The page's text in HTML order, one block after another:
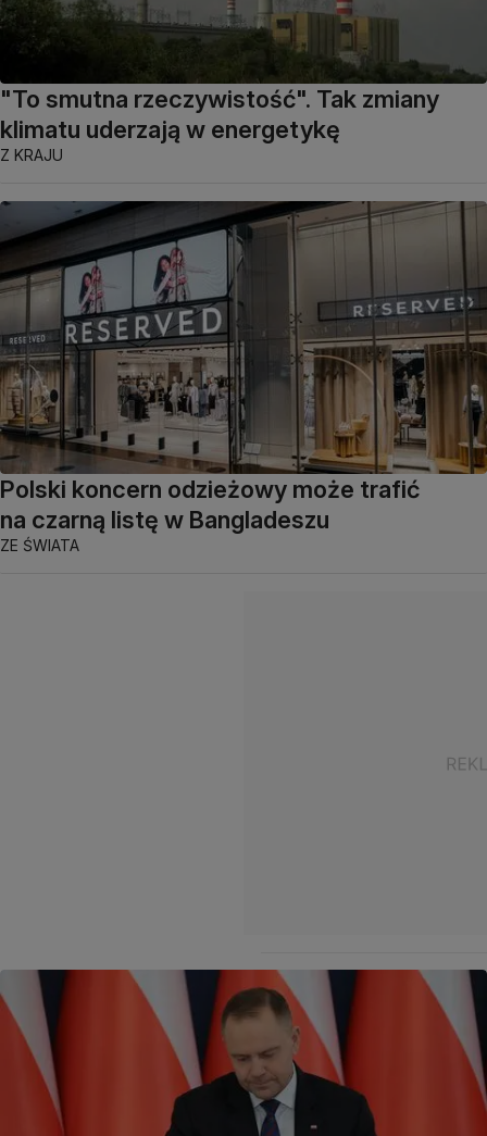
"To smutna rzeczywistość". Tak zmiany
klimatu uderzają w energetykę
Z KRAJU
Polski koncern odzieżowy może trafić
na czarną listę w Bangladeszu
ZE ŚWIATA